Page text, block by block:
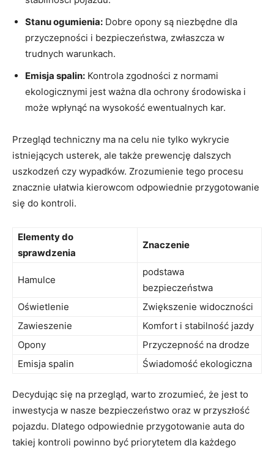
Stanu ogumienia: Dobre opony są niezbędne dla
przyczepności i bezpieczeństwa, zwłaszcza w
trudnych warunkach.
Emisja spalin: Kontrola zgodności z normami
ekologicznymi jest ważna dla ochrony środowiska i
może wpłynąć na wysokość ewentualnych kar.
Przegląd techniczny ma na celu nie tylko wykrycie
istniejących usterek, ale także prewencję dalszych
uszkodzeń czy wypadków. Zrozumienie tego procesu
znacznie ułatwia kierowcom odpowiednie przygotowanie
się do kontroli.
Elementy do
sprawdzenia
Znaczenie
Hamulce
podstawa
bezpieczeństwa
Oświetlenie
Zwiększenie widoczności
Zawieszenie
Komfort i stabilność jazdy
Opony
Przyczepność na drodze
Emisja spalin
Świadomość ekologiczna
Decydując się na przegląd, warto zrozumieć, że jest to
inwestycja w nasze bezpieczeństwo oraz w przyszłość
pojazdu. Dlatego odpowiednie przygotowanie auta do
takiej kontroli powinno być priorytetem dla każdego